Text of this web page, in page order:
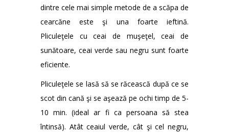
dintre cele mai simple metode de a scăpa de
cearcăne este şi una foarte ieftină.
Pliculeţele cu ceai de muşeţel, ceai de
sunătoare, ceai verde sau negru sunt foarte
eficiente.
Pliculeţele se lasă să se răcească după ce se
scot din cană şi se aşează pe ochi timp de 5-
10 min. (ideal ar fi ca persoana să stea
întinsă). Atât ceaiul verde, cât şi cel negru,